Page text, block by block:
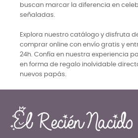
buscan marcar la diferencia en
señaladas.
Explora nuestro catálogo y disfruta
comprar online con envío gratis y
24h. Confía en nuestra experiencia
en forma de regalo inolvidable
nuevos papás.